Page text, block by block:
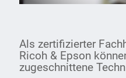
Als zertifizierter
Ricoh & Epson
zugeschnittene